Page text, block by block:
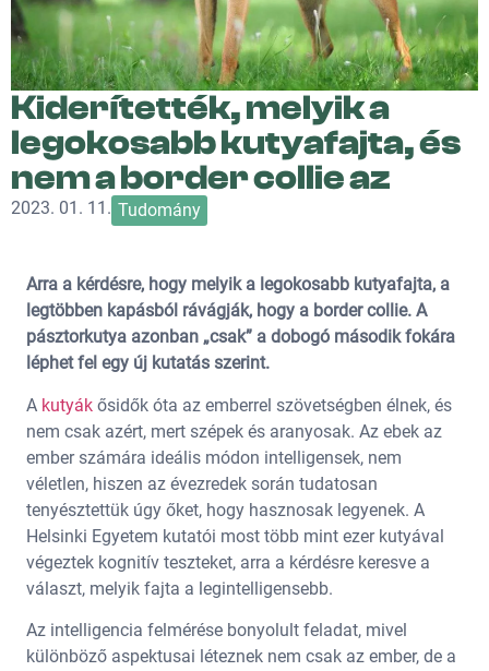
Kiderítették, melyik a
legokosabb kutyafajta, és
nem a border collie az
2023. 01. 11. Tudomány
Arra a kérdésre, hogy melyik a legokosabb kutyafajta, a
legtöbben kapásból rávágják, hogy a border collie. A
pásztorkutya azonban „csak” a dobogó második fokára
léphet fel egy új kutatás szerint.
A kutyák ősidők óta az emberrel szövetségben élnek, és
nem csak azért, mert szépek és aranyosak. Az ebek az
ember számára ideális módon intelligensek, nem
véletlen, hiszen az évezredek során tudatosan
tenyésztettük úgy őket, hogy hasznosak legyenek. A
Helsinki Egyetem kutatói most több mint ezer kutyával
végeztek kognitív teszteket, arra a kérdésre keresve a
választ, melyik fajta a legintelligensebb.
Az intelligencia felmérése bonyolult feladat, mivel
különböző aspektusai léteznek nem csak az ember, de a